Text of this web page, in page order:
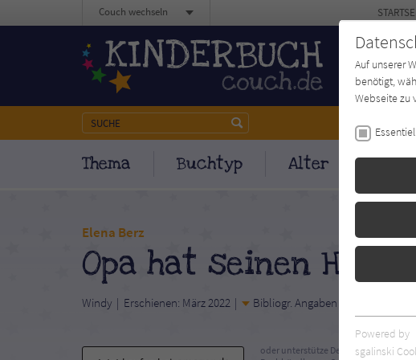
Thema Buchtyp Alter
Couch wechseln
Elena Berz
Opa hat seinen Hut
Windy Erschienen: März 2022 Bibliogr. Angaben
oder unterstütze Deinen
Auf unserer
benötigt,
Webseite zu
Essentielle
benötigt.
Powered by
sgalinski